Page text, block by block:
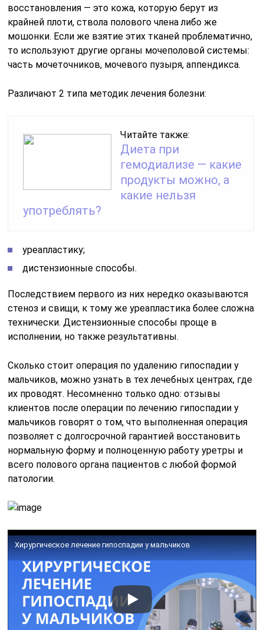
восстановления — это кожа, которую берут из
крайней плоти, ствола полового члена либо же
мошонки. Если же взятие этих тканей проблематично,
то используют другие органы мочеполовой системы:
часть мочеточников, мочевого пузыря, аппендикса.
Различают 2 типа методик лечения болезни:
Читайте также:
Диета при
гемодиализе — какие
продукты можно, а
какие нельзя
употреблять?
уреапластику;
дистензионные способы.
Последствием первого из них нередко оказываются
стеноз и свищи, к тому же уреапластика более сложна
технически. Дистензионные способы проще в
исполнении, но также результативны.
Сколько стоит операция по удалению гипоспадии у
мальчиков, можно узнать в тех лечебных центрах, где
их проводят. Несомненно только одно: отзывы
клиентов после операции по лечению гипоспадии у
мальчиков говорят о том, что выполненная операция
позволяет с долгосрочной гарантией восстановить
нормальную форму и полноценную работу уретры и
всего полового органа пациентов с любой формой
патологии.
Хирургическое лечение гипоспадии у мальчиков